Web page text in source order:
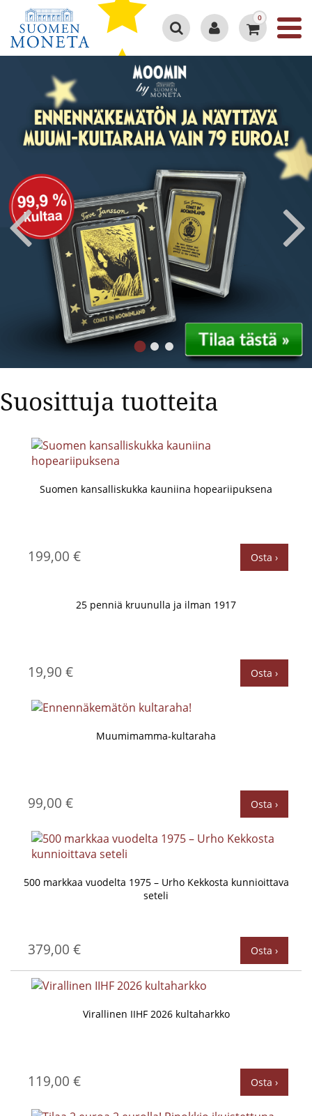
Google 4.3/5
0
Suosittuja tuotteita
Suomen kansalliskukka kauniina hopeariipuksena
199,00 € Osta ›
25 penniä kruunulla ja ilman 1917
19,90 € Osta ›
Muumimamma-kultaraha
99,00 € Osta ›
500 markkaa vuodelta 1975 – Urho Kekkosta kunnioittava
seteli
379,00 € Osta ›
Virallinen IIHF 2026 kultaharkko
119,00 € Osta ›